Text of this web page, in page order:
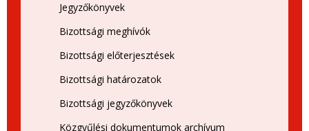
Jegyzőkönyvek
Bizottsági meghívók
Bizottsági előterjesztések
Bizottsági határozatok
Bizottsági jegyzőkönyvek
Közgyűlési dokumentumok archívum